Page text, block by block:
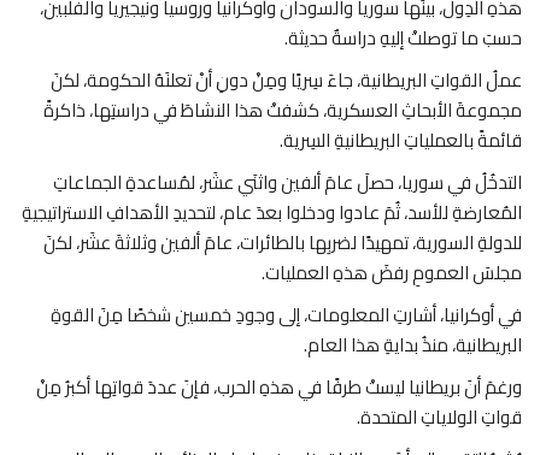
هذهِ الدِول، بينَها سوريا والسودان وأوكرانيا وروسيا ونيجيريا والفلبين،
حسبَ ما توصلتْ إليهِ دراسةٌ حديثة.
عملُ القواتِ البريطانية، جاءَ سِريًا ومِنْ دونِ أنْ تعلنَهُ الحكومة، لكنَ
مجموعةَ الأبحاثِ العسكرية، كشفتْ هذا النشاطَ في دراستِها، ذاكرةً
قائمةً بالعملياتِ البريطانيةِ السِرية.
التدخُلُ في سوريا، حصلَ عامَ ألفين واثنَي عشَر، لمُساعدةِ الجماعاتِ
المُعارضةِ للأسد، ثُمَ عادوا ودخلوا بعدَ عام، لتحديدِ الأهدافِ الاستراتيجيةِ
للدولةِ السورية، تمهيدًا لضربِها بالطائرات، عامَ ألفين وثلاثةَ عشَر، لكنَ
مجلسَ العمومِ رفضَ هذهِ العمليات.
في أوكرانيا، أشارتِ المعلومات، إلى وجودِ خمسين شخصًا مِنَ القوةِ
البريطانية، منذُ بدايةِ هذا العام.
ورغمَ أنَ بريطانيا ليستْ طرفًا في هذهِ الحرب، فإنَ عددَ قواتِها أكبرُ مِنْ
قواتِ الولاياتِ المتحدة.